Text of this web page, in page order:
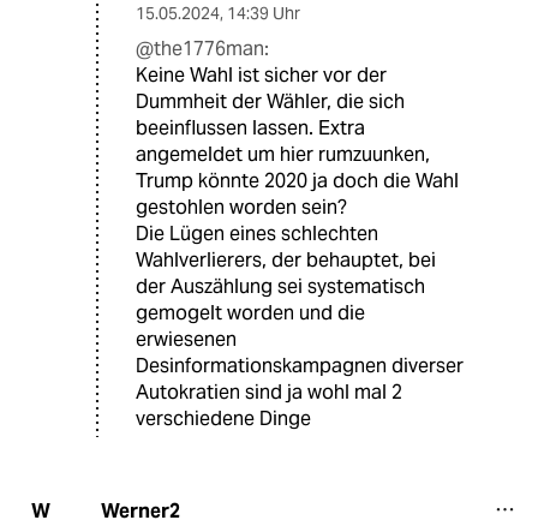
15.05.2024, 14:39 Uhr
@the1776man:
Keine Wahl ist sicher vor der
Dummheit der Wähler, die sich
beeinflussen lassen. Extra
angemeldet um hier rumzuunken,
Trump könnte 2020 ja doch die Wahl
gestohlen worden sein?
Die Lügen eines schlechten
Wahlverlierers, der behauptet, bei
der Auszählung sei systematisch
gemogelt worden und die
erwiesenen
Desinformationskampagnen diverser
Autokratien sind ja wohl mal 2
verschiedene Dinge
W Werner2